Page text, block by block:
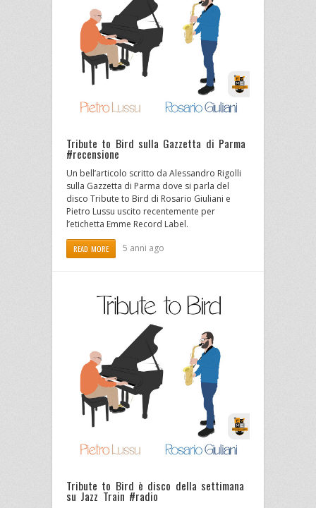
Tribute to Bird sulla Gazzetta di Parma
#recensione
Un bell’articolo scritto da Alessandro Rigolli
sulla Gazzetta di Parma dove si parla del
disco Tribute to Bird di Rosario Giuliani e
Pietro Lussu uscito recentemente per
l’etichetta Emme Record Label.
READ MORE 5 anni ago
Tribute to Bird è disco della settimana
su Jazz Train #radio